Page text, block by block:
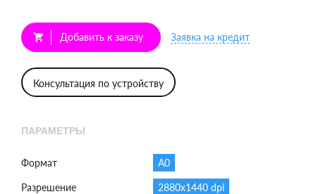
shopping_cart Добавить к заказу Заявка на кредит
Консультация по устройству
ПАРАМЕТРЫ
Формат A0
Разрешение 2880x1440 dpi